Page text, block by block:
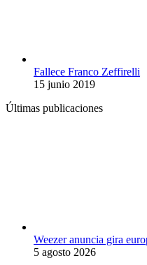
Fallece Franco Zeffirelli
15 junio 2019
Últimas publicaciones
Weezer anuncia gira
5 agosto 2026